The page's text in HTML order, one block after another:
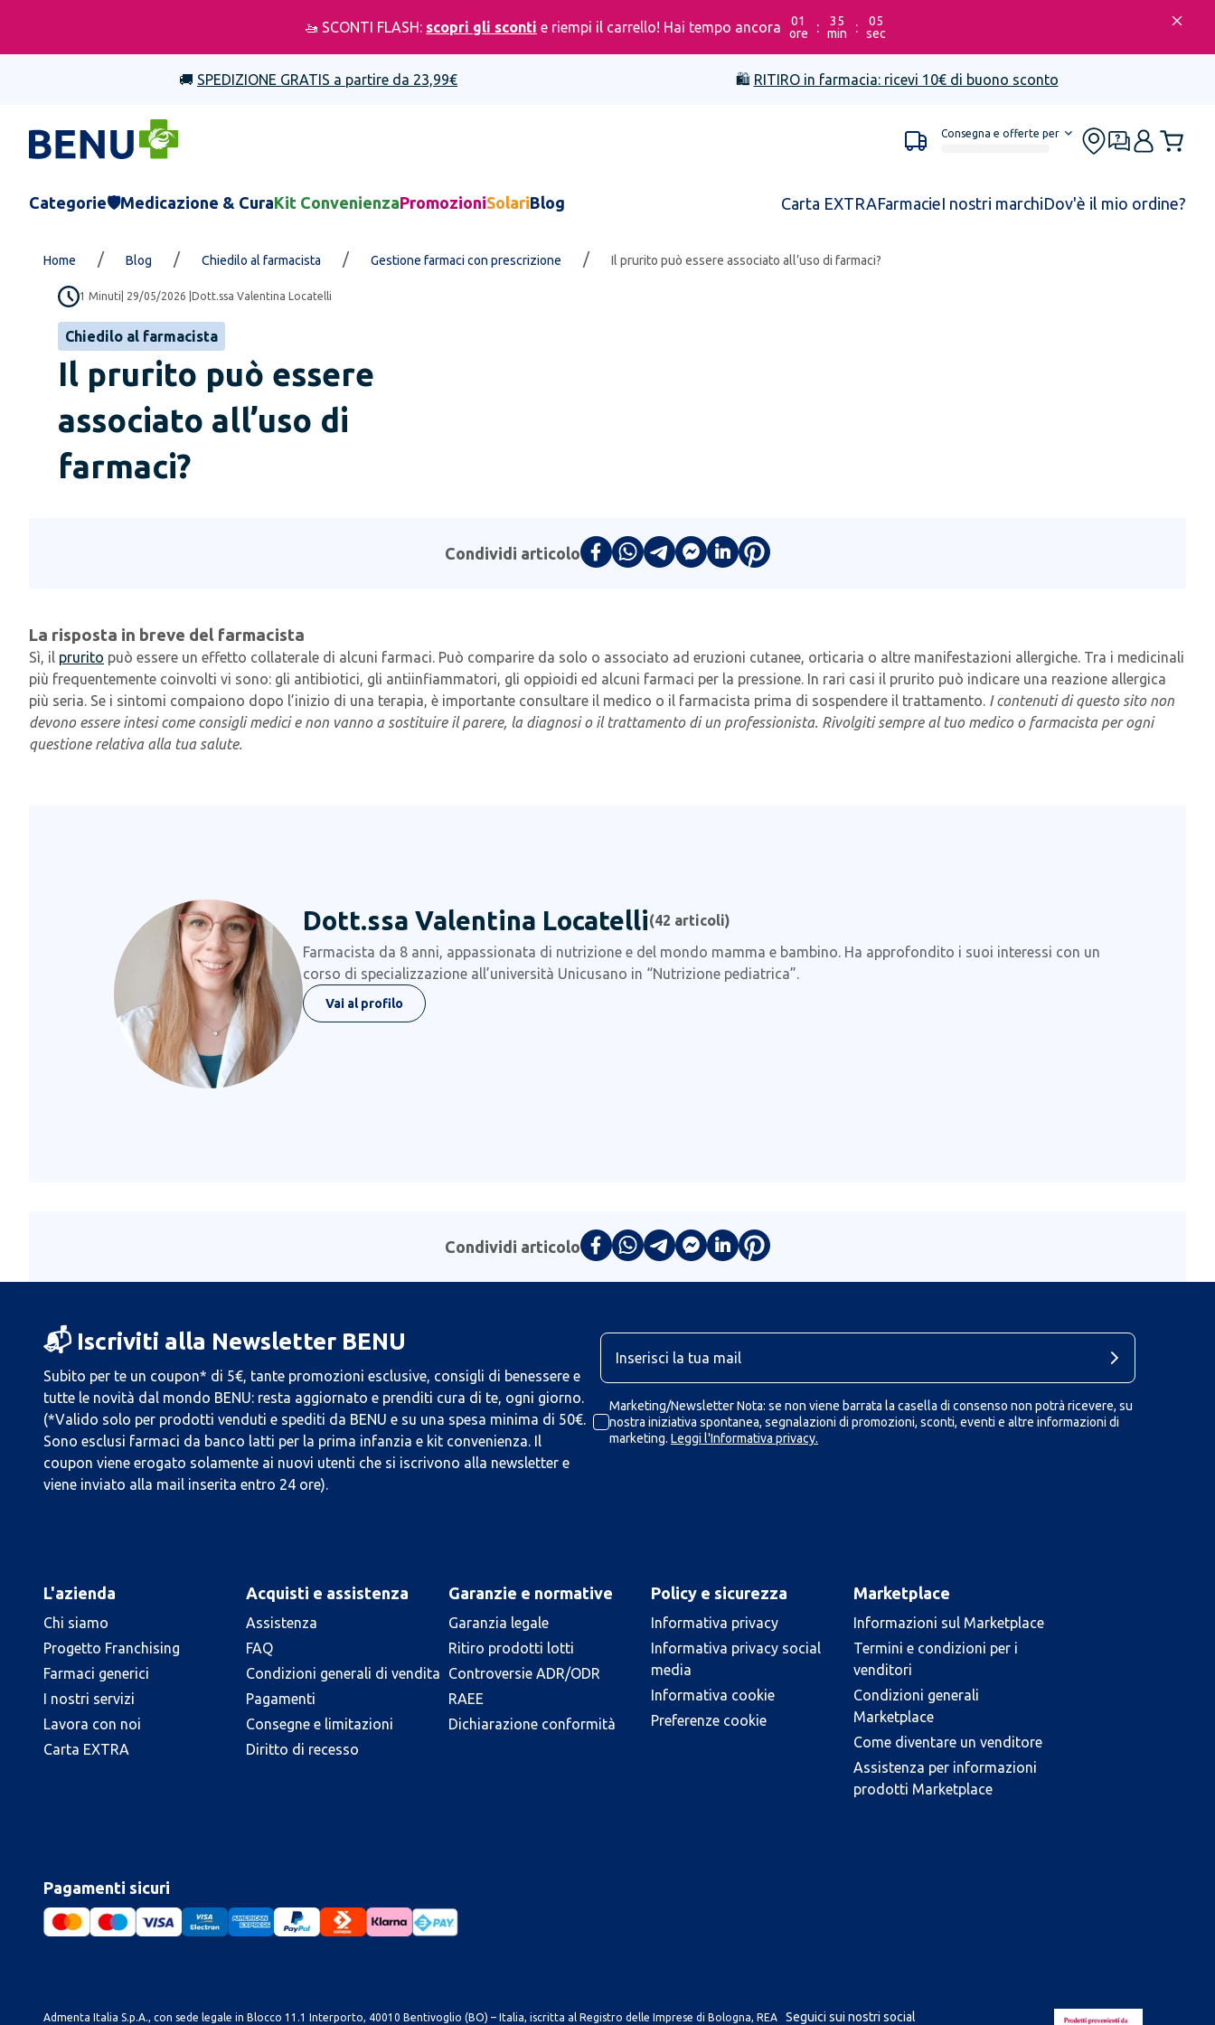
🚤 SCONTI FLASH: scopri gli sconti e riempi il carrello! Hai tempo ancora
01
ore
:
35
min
:
05
sec
🚚 SPEDIZIONE GRATIS a partire da 23,99€ 🛍️ RITIRO in farmacia: ricevi 10€ di buono sconto
Consegna e offerte per
Categorie🛡️Medicazione & CuraKit ConvenienzaPromozioniSolariBlog Carta EXTRAFarmacieI nostri marchiDov'è il mio ordine?
Home / Blog / Chiedilo al farmacista / Gestione farmaci con prescrizione / Il prurito può essere associato all’uso di farmaci?
1 Minuti 29/05/2026 Dott.ssa Valentina Locatelli
Chiedilo al farmacista
Il prurito può essere
associato all’uso di
farmaci?
Condividi articolo
La risposta in breve del farmacista
Sì, il prurito può essere un effetto collaterale di alcuni farmaci. Può comparire da solo o associato ad eruzioni cutanee, orticaria o altre manifestazioni allergiche. Tra i medicinali
più frequentemente coinvolti vi sono: gli antibiotici, gli antiinfiammatori, gli oppioidi ed alcuni farmaci per la pressione. In rari casi il prurito può indicare una reazione allergica
più seria. Se i sintomi compaiono dopo l’inizio di una terapia, è importante consultare il medico o il farmacista prima di sospendere il trattamento. I contenuti di questo sito non
devono essere intesi come consigli medici e non vanno a sostituire il parere, la diagnosi o il trattamento di un professionista. Rivolgiti sempre al tuo medico o farmacista per ogni
questione relativa alla tua salute.
Dott.ssa Valentina Locatelli(42 articoli)
Farmacista da 8 anni, appassionata di nutrizione e del mondo mamma e bambino. Ha approfondito i suoi interessi con un
corso di specializzazione all’università Unicusano in “Nutrizione pediatrica”.
Vai al profilo
Condividi articolo
📬 Iscriviti alla Newsletter BENU
Subito per te un coupon* di 5€, tante promozioni esclusive, consigli di benessere e
tutte le novità dal mondo BENU: resta aggiornato e prenditi cura di te, ogni giorno.
(*Valido solo per prodotti venduti e spediti da BENU e su una spesa minima di 50€.
Sono esclusi farmaci da banco latti per la prima infanzia e kit convenienza. Il
coupon viene erogato solamente ai nuovi utenti che si iscrivono alla newsletter e
viene inviato alla mail inserita entro 24 ore).
Marketing/Newsletter Nota: se non viene barrata la casella di consenso non potrà ricevere, su
nostra iniziativa spontanea, segnalazioni di promozioni, sconti, eventi e altre informazioni di
marketing. Leggi l'Informativa privacy.
L'azienda
Chi siamo
Progetto Franchising
Farmaci generici
I nostri servizi
Lavora con noi
Carta EXTRA
Acquisti e assistenza
Assistenza
FAQ
Condizioni generali di vendita
Pagamenti
Consegne e limitazioni
Diritto di recesso
Garanzie e normative
Garanzia legale
Ritiro prodotti lotti
Controversie ADR/ODR
RAEE
Dichiarazione conformità
Policy e sicurezza
Informativa privacy
Informativa privacy social
media
Informativa cookie
Preferenze cookie
Marketplace
Informazioni sul Marketplace
Termini e condizioni per i
venditori
Condizioni generali
Marketplace
Come diventare un venditore
Assistenza per informazioni
prodotti Marketplace
Pagamenti sicuri
Admenta Italia S.p.A., con sede legale in Blocco 11.1 Interporto, 40010 Bentivoglio (BO) – Italia, iscritta al Registro delle Imprese di Bologna, REA Seguici sui nostri social